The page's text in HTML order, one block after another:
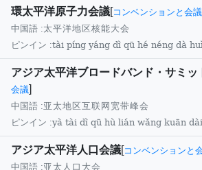
環太平洋原子力会議[コンベンションと会議
中国語 :太平洋地区核能大会
ピンイン :tài píng yáng dì qū hé néng dà
アジア太平洋ブロードバンド・サミッ
会議]
中国語 :亚太地区互联网宽带峰会
ピンイン :yà tài dì qū hù lián wǎng kuān
アジア太平洋人口会議[コンベンションと
中国語 :亚太人口大会